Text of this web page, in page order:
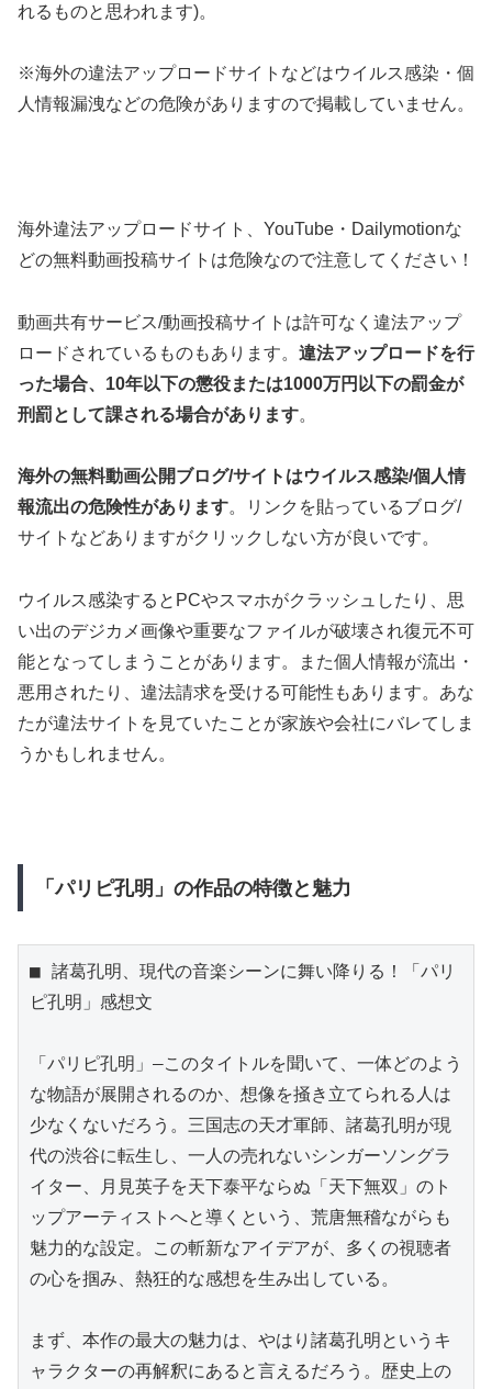
れるものと思われます)。
※海外の違法アップロードサイトなどはウイルス感染・個
人情報漏洩などの危険がありますので掲載していません。
海外違法アップロードサイト、YouTube・Dailymotionな
どの無料動画投稿サイトは危険なので注意してください！
動画共有サービス/動画投稿サイトは許可なく違法アップ
ロードされているものもあります。 違法アップロードを行
った場合、10年以下の懲役または1000万円以下の罰金が
刑罰として課される場合があります。
海外の無料動画公開ブログ/サイトはウイルス感染/個人情
報流出の危険性があります。リンクを貼っているブログ/
サイトなどありますがクリックしない方が良いです。
ウイルス感染するとPCやスマホがクラッシュしたり、思
い出のデジカメ画像や重要なファイルが破壊され復元不可
能となってしまうことがあります。また個人情報が流出・
悪用されたり、違法請求を受ける可能性もあります。あな
たが違法サイトを見ていたことが家族や会社にバレてしま
うかもしれません。
「パリピ孔明」の作品の特徴と魅力
■ 諸葛孔明、現代の音楽シーンに舞い降りる！「パリ
ピ孔明」感想文
「パリピ孔明」―このタイトルを聞いて、一体どのよう
な物語が展開されるのか、想像を掻き立てられる人は
少なくないだろう。三国志の天才軍師、諸葛孔明が現
代の渋谷に転生し、一人の売れないシンガーソングラ
イター、月見英子を天下泰平ならぬ「天下無双」のト
ップアーティストへと導くという、荒唐無稽ながらも
魅力的な設定。この斬新なアイデアが、多くの視聴者
の心を掴み、熱狂的な感想を生み出している。
まず、本作の最大の魅力は、やはり諸葛孔明というキ
ャラクターの再解釈にあると言えるだろう。歴史上の